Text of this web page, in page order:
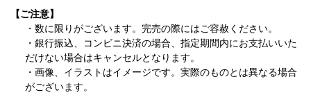
【ご注意】
・数に限りがございます。完売の際にはご容赦ください。
・銀行振込、コンビニ決済の場合、指定期間内にお支払いいた
だけない場合はキャンセルとなります。
・画像、イラストはイメージです。実際のものとは異なる場合
がございます。